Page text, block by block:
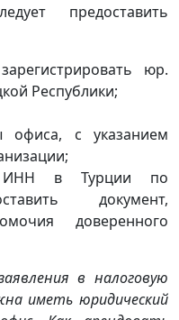
предоставить
юр.
Республики;
офиса, с указанием
ИНН в Турции по
документ,
доверенного
в налоговую
иметь юридический